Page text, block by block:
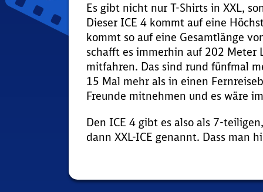
Es gibt nicht nur T-Shirts in XXL,
Dieser ICE 4 kommt auf eine
kommt so auf eine Gesamtlänge
schafft es immerhin auf 202 Meter
mitfahren. Das sind rund fünfmal
15 Mal mehr als in einen
Freunde mitnehmen und es wäre
Den ICE 4 gibt es also als 7-
dann XXL-ICE genannt. Dass man